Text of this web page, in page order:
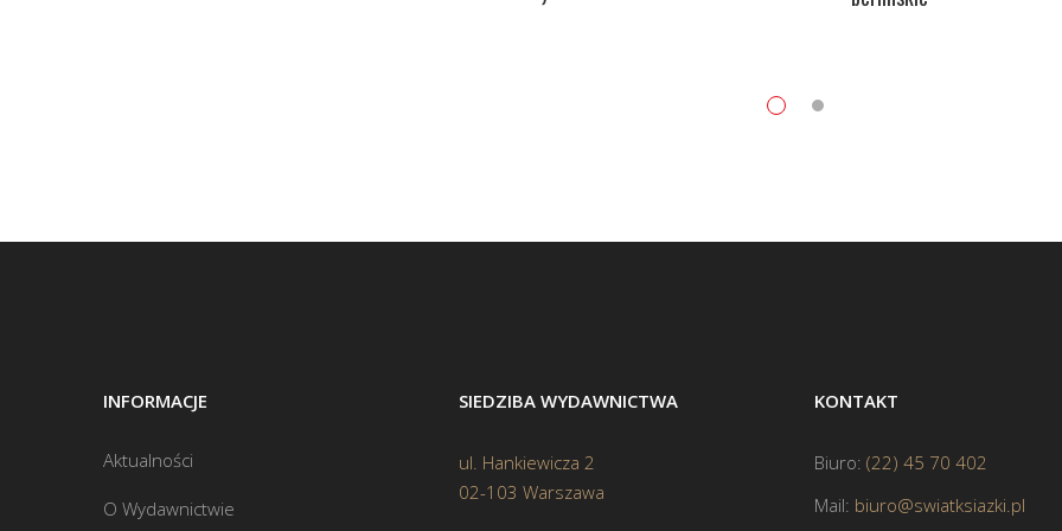
INFORMACJE
Aktualności
O Wydawnictwie
SIEDZIBA WYDAWNICTWA
ul. Hankiewicza 2
02-103 Warszawa
KONTAKT
Biuro: (22) 45 70 402
Mail: biuro@swiatksiazki.pl